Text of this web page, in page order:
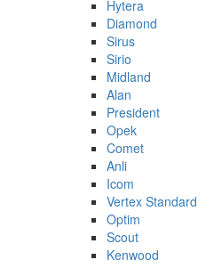
Hytera
Diamond
Sirus
Sirio
Midland
Alan
President
Opek
Comet
Anli
Icom
Vertex Standard
Optim
Scout
Kenwood